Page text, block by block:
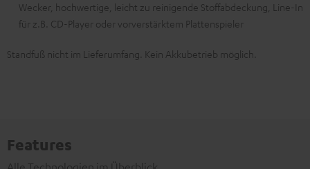
Wecker, hochwertige, leicht zu reinigende Stoffabdeckung, Line-In
für z.B. CD-Player oder vorverstärktem Plattenspieler
Standfuß nicht im Lieferumfang. Kein Akkubetrieb möglich.
Features